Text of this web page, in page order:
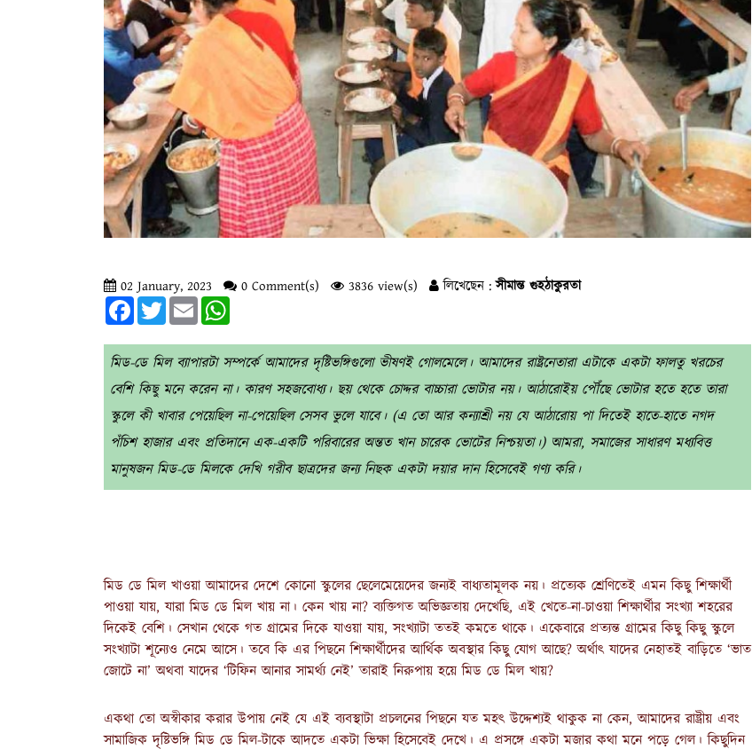
02 January, 2023 0 Comment(s) 3836 view(s) লিখেছেন :সীমান্ত গুহঠাকুরতা
FacebookTwitterEmail
মিড-ডে মিল ব্যাপারটা সম্পর্কে আমাদের দৃষ্টিভঙ্গিগুলো ভীষণই গোলমেলে। আমাদের রাষ্ট্রনেতারা এটাকে একটা ফালতু খরচের
বেশি কিছু মনে করেন না। কারণ সহজবোধ্য। ছয় থেকে চোদ্দর বাচ্চারা ভোটার নয়। আঠারোইয় পৌঁছে ভোটার হতে হতে তারা
স্কুলে কী খাবার পেয়েছিল না-পেয়েছিল সেসব ভুলে যাবে। (এ তো আর কন্যাশ্রী নয় যে আঠারোয় পা দিতেই হাতে-হাতে নগদ
পঁচিশ হাজার এবং প্রতিদানে এক-একটি পরিবারের অন্তত খান চারেক ভোটের নিশ্চয়তা।) আমরা, সমাজের সাধারণ মধ্যবিত্ত
মানুষজন মিড-ডে মিলকে দেখি গরীব ছাত্রদের জন্য নিছক একটা দয়ার দান হিসেবেই গণ্য করি।
মিড ডে মিল খাওয়া আমাদের দেশে কোনো স্কুলের ছেলেমেয়েদের জন্যই বাধ্যতামূলক নয়। প্রত্যেক শ্রেণিতেই এমন কিছু শিক্ষার্থী
পাওয়া যায়, যারা মিড ডে মিল খায় না। কেন খায় না? ব্যক্তিগত অভিজ্ঞতায় দেখেছি, এই খেতে-না-চাওয়া শিক্ষার্থীর সংখ্যা শহরের
দিকেই বেশি। সেখান থেকে গত গ্রামের দিকে যাওয়া যায়, সংখ্যাটা ততই কমতে থাকে। একেবারে প্রত্যন্ত গ্রামের কিছু কিছু স্কুলে
সংখ্যাটা শূন্যেও নেমে আসে। তবে কি এর পিছনে শিক্ষার্থীদের আর্থিক অবস্থার কিছু যোগ আছে? অর্থাৎ যাদের নেহাতই বাড়িতে ‘ভাত
জোটে না’ অথবা যাদের ‘টিফিন আনার সামর্থ্য নেই’ তারাই নিরুপায় হয়ে মিড ডে মিল খায়?
একথা তো অস্বীকার করার উপায় নেই যে এই ব্যবস্থাটা প্রচলনের পিছনে যত মহৎ উদ্দেশ্যই থাকুক না কেন, আমাদের রাষ্ট্রীয় এবং
সামাজিক দৃষ্টিভঙ্গি মিড ডে মিল-টাকে আদতে একটা ভিক্ষা হিসেবেই দেখে। এ প্রসঙ্গে একটা মজার কথা মনে পড়ে গেল। কিছুদিন